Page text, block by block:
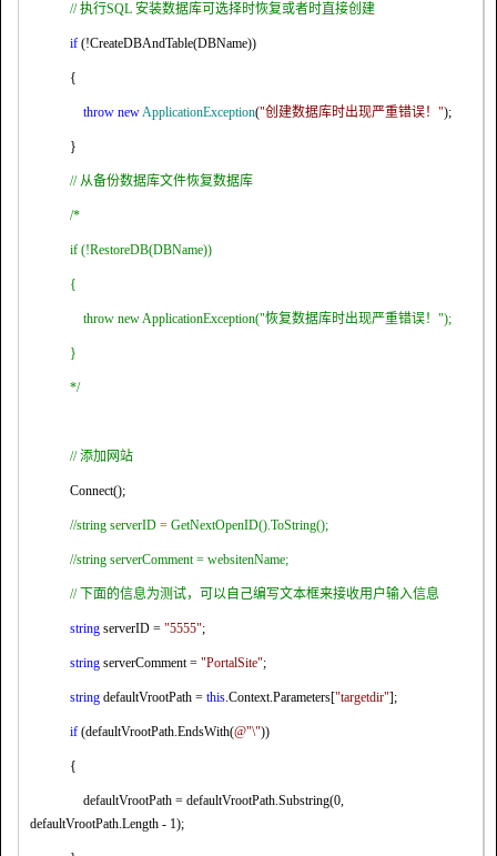
//执行SQL 安装数据库可选择时恢复或者时直接创建
if (!CreateDBAndTable(DBName))
{
throw newApplicationException("创建数据库时出现严重错误！ ");
}
//从备份数据库文件恢复数据库
/*
if (!RestoreDB(DBName))
{
throw new ApplicationException("恢复数据库时出现严重错误！ ");
}
*/
//添加网站
Connect();
//string serverID = GetNextOpenID().ToString();
//string serverComment = websitenName;
// 下面的信息为测试，可以自己编写文本框来接收用户输入信息
string serverID = "5555";
string serverComment = "PortalSite";
string defaultVrootPath = this.Context.Parameters["targetdir"];
if (defaultVrootPath.EndsWith(@"\"))
{
defaultVrootPath = defaultVrootPath.Substring(0,
defaultVrootPath.Length - 1);